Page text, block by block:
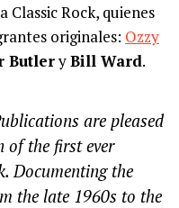
Rock, quienes
originales: Ozzy
ButleryBill Ward.
are pleased
of the first ever
Documenting the
the late 1960s to the